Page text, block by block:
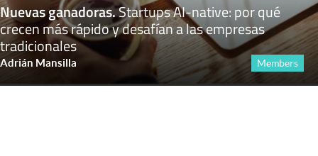
Nuevas ganadoras.Startups AI-native: por qué
crecen más rápido y desafían a las empresas
tradicionales
Adrián Mansilla Members